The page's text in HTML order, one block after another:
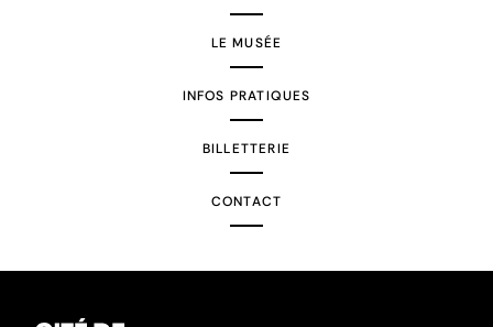
LE MUSÉE
INFOS PRATIQUES
BILLETTERIE
CONTACT